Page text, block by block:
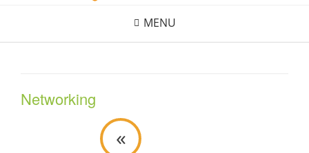
MENU
Networking
«